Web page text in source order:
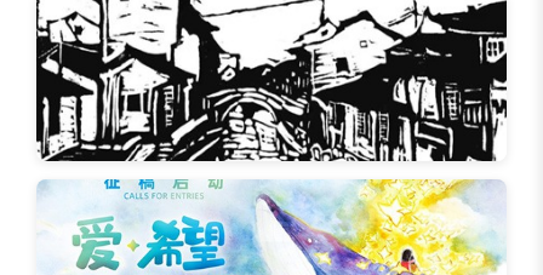
漫画之家作品1
课间好时光
漫画之家作品2
墨画